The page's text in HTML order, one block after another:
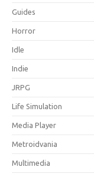
Guides
Horror
Idle
Indie
JRPG
Life Simulation
Media Player
Metroidvania
Multimedia